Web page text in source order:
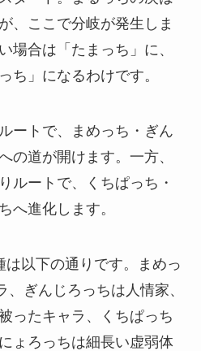
、ここで分岐が発生しま
場合は「たまっち」に、
ち」になるわけです。
ートで、まめっち・ぎん
の道が開けます。一方、
ルートで、くちぱっち・
へ進化します。
以下の通りです。まめっ
ぎんじろっちは人情家、
ったキャラ、くちぱっち
ょろっちは細長い虚弱体